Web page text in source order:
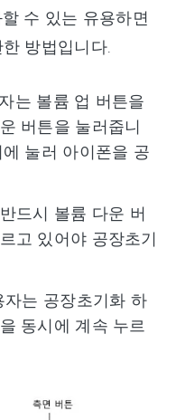
수 있는 유용하면
방법입니다.
는 볼륨 업 버튼을
버튼을 눌러줍니
눌러 아이폰을 공
드시 볼륨 다운 버
고 있어야 공장초기
자는 공장초기화 하
동시에 계속 누르